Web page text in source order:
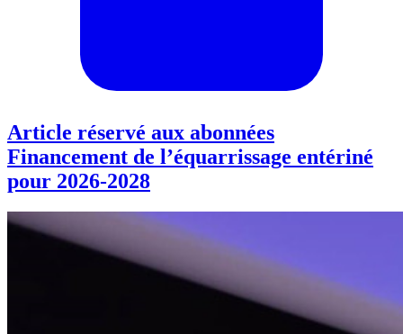
Article réservé aux abonnées
Financement de l’équarrissage entériné
pour 2026-2028